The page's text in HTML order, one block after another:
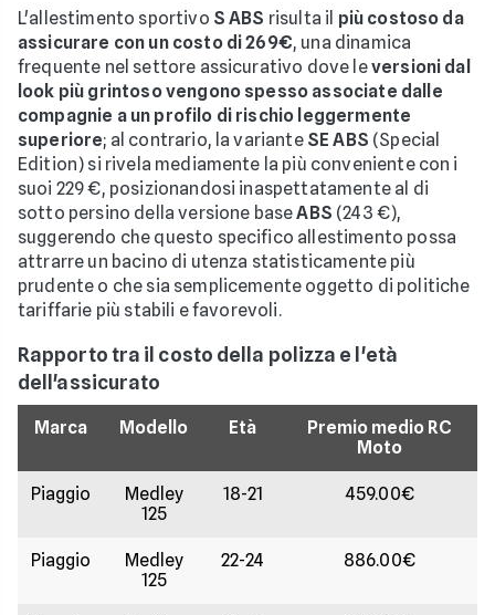
L'allestimento sportivo S ABS risulta il più costoso da
assicurare con un costo di 269€, una dinamica
frequente nel settore assicurativo dove leversioni dal
look più grintoso vengono spesso associate dalle
compagnie a un profilo di rischio leggermente
superiore; al contrario, la variante SE ABS (Special
Edition) si rivela mediamente la più conveniente con i
suoi 229 €, posizionandosi inaspettatamente al di
sotto persino della versione baseABS (243 €),
suggerendo che questo specifico allestimento possa
attrarre un bacino di utenza statisticamente più
prudente o che sia semplicemente oggetto di politiche
tariffarie più stabili e favorevoli.
Rapporto tra il costo della polizza e l'età
dell'assicurato
Marca Modello Età
Premio medio RC
Moto
Piaggio
Medley
125
18-21 459.00€
Piaggio
Medley
125
22-24 886.00€